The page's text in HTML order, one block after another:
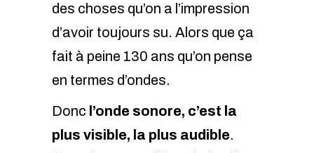
des choses qu’on a l’impression
d’avoir toujours su. Alors que ça
fait à peine 130 ans qu’on pense
en termes d’ondes.
Donc l’onde sonore, c’est la
plus visible, la plus audible.